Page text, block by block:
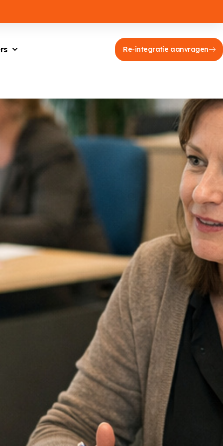
Re-integratie aanvragen